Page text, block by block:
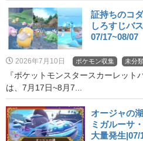
証持ちのコ
しろすじバ
07/17~08/07
2026年7月10日 ポケモン収集 未分
『ポケットモンスタースカーレッ
は、7月17日~8月7...
オージャの
ミガルーサ
大量発生|07/